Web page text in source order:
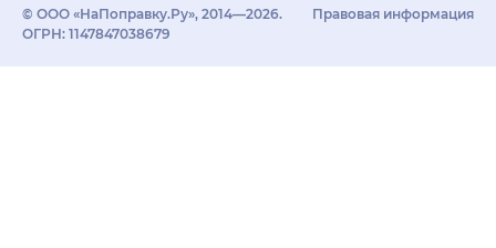
© ООО «НаПоправку.Ру», 2014—2026.
ОГРН: 1147847038679
Правовая информация